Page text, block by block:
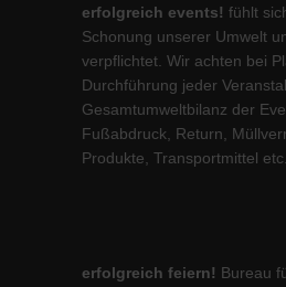
erfolgreich events! fühlt
Schonung unserer Umwelt
verpflichtet. Wir achten bei
Durchführung jeder
Gesamtumweltbilanz der
Fußabdruck, Return,
Produkte, Transportmittel
erfolgreich feiern! Bureau